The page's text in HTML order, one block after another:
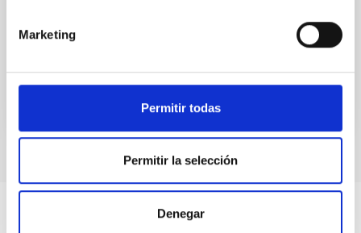
Marketing
Permitir todas
Permitir la selección
Denegar
WiFi and Eduroam wireless connection